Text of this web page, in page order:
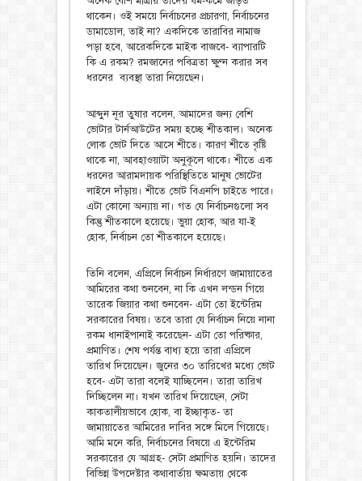
থাকেন। ওই সময়ে নির্বাচনের প্রচারণা, নির্বাচনের
ডামাডোল, তাই না? একদিকে তারাবির নামাজ
পড়া হবে, আরেকদিকে মাইক বাজবে- ব্যাপারটি
কি এ রকম? রমজানের পবিত্রতা ক্ষুণ্ন করার সব
ধরনের ব্যবস্থা তারা নিয়েছেন।
আব্দুন নূর তুষার বলেন, আমাদের জন্য বেশি
ভোটার টার্নআউটের সময় হচ্ছে শীতকাল। অনেক
লোক ভোট দিতে আসে শীতে। কারণ শীতে বৃষ্টি
থাকে না, আবহাওয়াটা অনুকূলে থাকে। শীতে এক
ধরনের আরামদায়ক পরিস্থিতিতে মানুষ ভোটের
লাইনে দাঁড়ায়। শীতে ভোট বিএনপি চাইতে পারে।
এটা কোনো অন্যায় না। গত যে নির্বাচনগুলো সব
কিন্তু শীতকালে হয়েছে। ভুয়া হোক, আর যা-ই
হোক, নির্বাচন তো শীতকালে হয়েছে।
তিনি বলেন, এপ্রিলে নির্বাচন নির্ধারণে জামায়াতের
আমিরের কথা শুনবেন, না কি এখন লন্ডন গিয়ে
তারেক জিয়ার কথা শুনবেন- এটা তো ইন্টেরিম
সরকারের বিষয়। তবে তারা যে নির্বাচন নিয়ে নানা
রকম ধানাইপানাই করেছেন- এটা তো পরিষ্কার,
প্রমাণিত। শেষ পর্যন্ত বাধ্য হয়ে তারা এপ্রিলে
তারিখ দিয়েছেন। জুনের ৩০ তারিখের মধ্যে ভোট
হবে- এটা তারা বলেই যাচ্ছিলেন। তারা তারিখ
দিচ্ছিলেন না। যখন তারিখ দিয়েছেন, সেটা
কাকতালীয়ভাবে হোক, বা ইচ্ছাকৃত- তা
জামায়াতের আমিরের দাবির সঙ্গে মিলে গিয়েছে।
আমি মনে করি, নির্বাচনের বিষয়ে এ ইন্টেরিম
সরকারের যে আগ্রহ- সেটা প্রমাণিত হয়নি। তাদের
বিভিন্ন উপদেষ্টার কথাবার্তায় ক্ষমতায় থেকে